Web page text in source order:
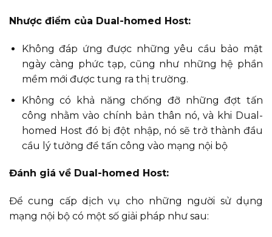
Nhược điểm của Dual-homed Host:
Không đáp ứng được những yêu cầu bảo mật
ngày càng phức tạp, cũng như những hệ phần
mềm mới được tung ra thị trường.
Không có khả năng chống đỡ những đợt tấn
công nhằm vào chính bản thân nó, và khi Dual-
homed Host đó bị đột nhập, nó sẽ trở thành đầu
cầu lý tưởng để tấn công vào mạng nội bộ
Đánh giá về Dual-homed Host:
Để cung cấp dịch vụ cho những người sử dụng
mạng nội bộ có một số giải pháp như sau: